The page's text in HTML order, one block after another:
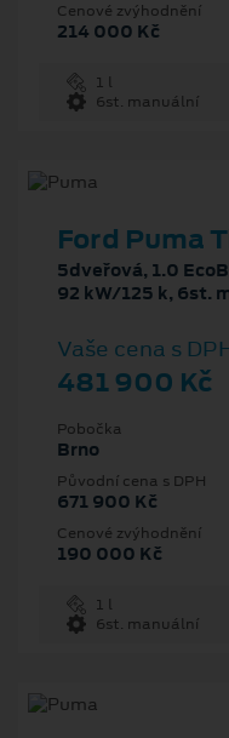
Cenové zvýhodnění
214 000 Kč
1 l
6st. manuální
Ford Puma
5dveřová, 1.0
92 kW/125 k, 6st.
Vaše cena s
481 900 Kč
Pobočka
Brno
Původní cena s DPH
671 900 Kč
Cenové zvýhodnění
190 000 Kč
1 l
6st. manuální